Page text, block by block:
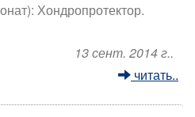
Хондропротектор.
13 сент. 2014 г..
читать..